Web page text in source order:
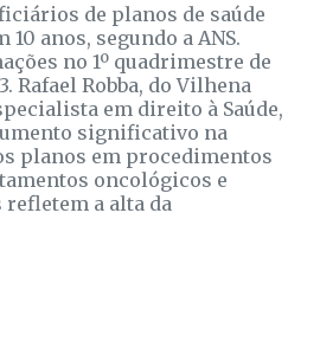
de planos de saúde
10 anos, segundo a ANS.
no 1º quadrimestre de
Rafael Robba, do Vilhena
em direito à Saúde,
significativo na
planos em procedimentos
oncológicos e
a alta da